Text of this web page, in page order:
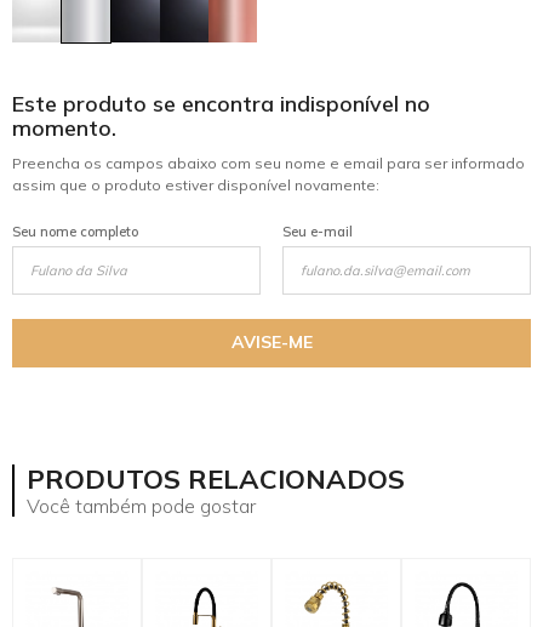
Este produto se encontra indisponível no
momento.
Preencha os campos abaixo com seu nome e email para ser informado
assim que o produto estiver disponível novamente:
Seu nome completo Seu e-mail
AVISE-ME
PRODUTOS RELACIONADOS
Você também pode gostar